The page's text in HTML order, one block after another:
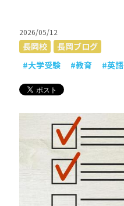
2026/05/12
長岡校
長岡ブログ
#大学受験
#教育 #英語